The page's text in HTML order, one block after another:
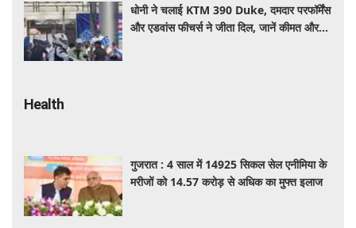
धोनी ने चलाई KTM 390 Duke, दमदार परफॉर्मेंस
और एडवांस फीचर्स ने जीता दिल, जानें कीमत और
Health
गुजरात : 4 साल में 14925 सिकल सेल एनीमिया के
मरीजों को 14.57 करोड़ से अधिक का मुफ्त इलाज